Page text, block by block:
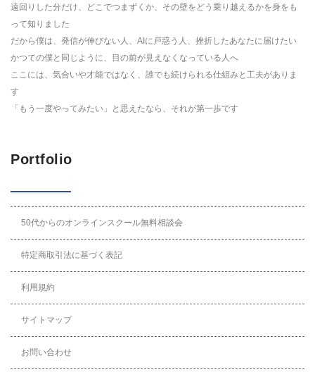
遠回りした分だけ、どこでつまずくか、その壁をどう乗り越えるかを身をも
って知りました
だから僕は、発信が伸びない人、AIに戸惑う人、挫折したあなたに届けたい
かつての僕と同じように、目の前が見えなくなっている人へ
ここには、気合いや才能ではなく、誰でも続けられる仕組みと工夫がありま
す
「もう一度やってみたい」と思えたなら、それが第一歩です
Portfolio
50代からのオンラインスクール無料相談会
特定商取引法に基づく表記
利用規約
サイトマップ
お問い合わせ